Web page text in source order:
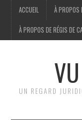
ACCUEIL À PROPOS
À PROPOS DE RÉGIS DE
UN REGARD